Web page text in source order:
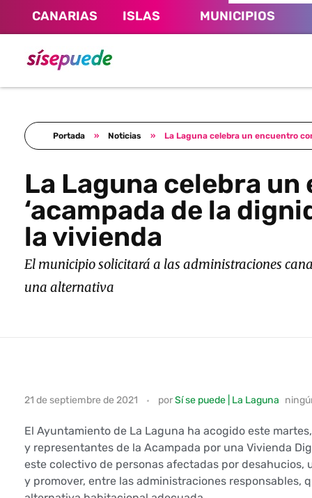
CANARIAS ISLAS MUNICIPIOS
Portada » Noticias » La Laguna celebra un encuentro
La Laguna celebra
‘acampada de la
la vivienda
El municipio solicitará a las administraciones
una alternativa
L
a
L
a
21 de septiembre de 2021 porSí se puede | La Laguna
El Ayuntamiento de La Laguna ha acogido este
y representantes de la Acampada por una Vivienda
este colectivo de personas afectadas por
y promover, entre las administraciones responsables,